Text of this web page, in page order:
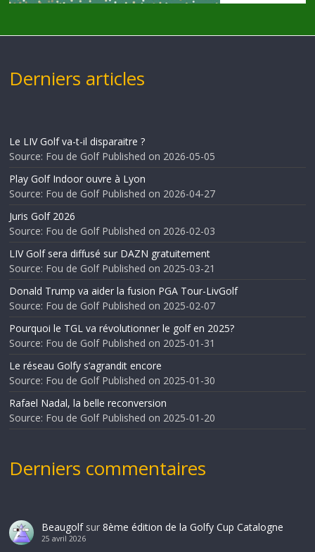
Derniers articles
Le LIV Golf va-t-il disparaitre ?
Source: Fou de Golf Published on 2026-05-05
Play Golf Indoor ouvre à Lyon
Source: Fou de Golf Published on 2026-04-27
Juris Golf 2026
Source: Fou de Golf Published on 2026-02-03
LIV Golf sera diffusé sur DAZN gratuitement
Source: Fou de Golf Published on 2025-03-21
Donald Trump va aider la fusion PGA Tour-LivGolf
Source: Fou de Golf Published on 2025-02-07
Pourquoi le TGL va révolutionner le golf en 2025?
Source: Fou de Golf Published on 2025-01-31
Le réseau Golfy s’agrandit encore
Source: Fou de Golf Published on 2025-01-30
Rafael Nadal, la belle reconversion
Source: Fou de Golf Published on 2025-01-20
Derniers commentaires
Beaugolfsur 8ème édition de la Golfy Cup Catalogne
25 avril 2026